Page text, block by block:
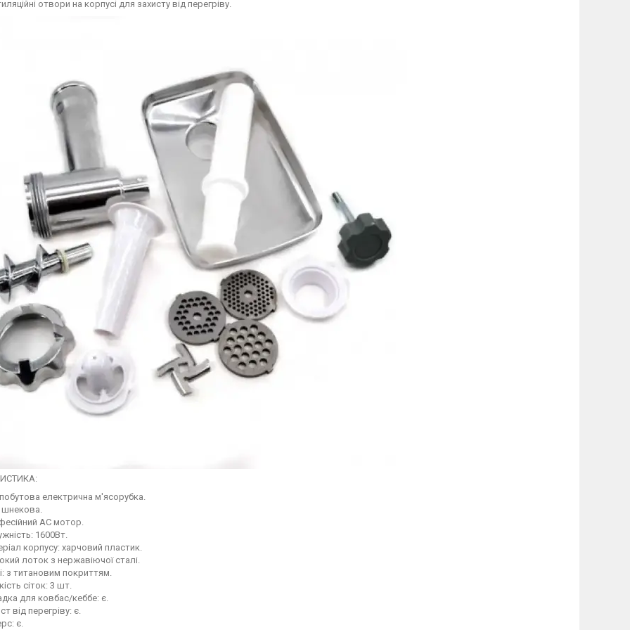
отвори на корпусі для захисту від перегріву.
електрична м'ясорубка.
AC мотор.
1600Вт.
корпусу: харчовий пластик.
лоток з нержавіючої сталі.
з титановим покриттям.
сіток: 3 шт.
для ковбас/кеббе: є.
від перегріву: є.
є.